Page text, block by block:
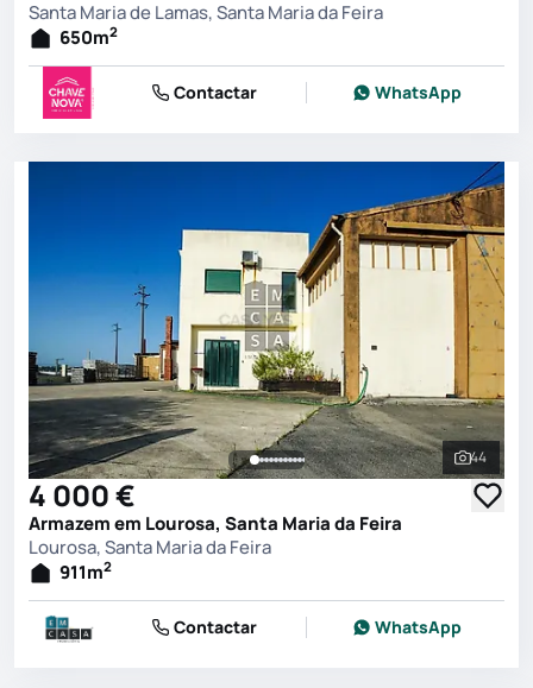
Santa Maria de Lamas, Santa Maria da Feira
650m2
Contactar WhatsApp
Ver
44
4 000 €
Armazem em Lourosa, Santa Maria da Feira
Lourosa, Santa Maria da Feira
911m2
Contactar WhatsApp